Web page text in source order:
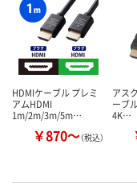
HDMIケーブル プレミ
アムHDMI
1m/2m/3m/5m…
￥870～（税込）
アス
ーブ
4K…